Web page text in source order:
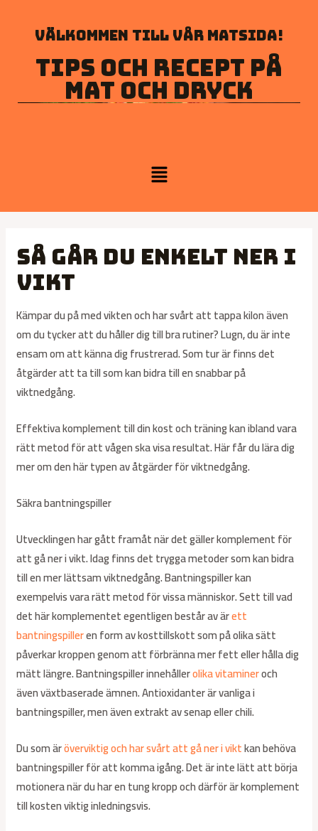
Välkommen till vår matsida!
Tips och recept på
mat och dryck
Så går du enkelt ner i
vikt
Kämpar du på med vikten och har svårt att tappa kilon även
om du tycker att du håller dig till bra rutiner? Lugn, du är inte
ensam om att känna dig frustrerad. Som tur är finns det
åtgärder att ta till som kan bidra till en snabbar på
viktnedgång.
Effektiva komplement till din kost och träning kan ibland vara
rätt metod för att vågen ska visa resultat. Här får du lära dig
mer om den här typen av åtgärder för viktnedgång.
Säkra bantningspiller
Utvecklingen har gått framåt när det gäller komplement för
att gå ner i vikt. Idag finns det trygga metoder som kan bidra
till en mer lättsam viktnedgång. Bantningspiller kan
exempelvis vara rätt metod för vissa människor. Sett till vad
det här komplementet egentligen består av ärett
bantningspilleren form av kosttillskott som på olika sätt
påverkar kroppen genom att förbränna mer fett eller hålla dig
mätt längre. Bantningspiller innehållerolika vitamineroch
även växtbaserade ämnen. Antioxidanter är vanliga i
bantningspiller, men även extrakt av senap eller chili.
Du som äröverviktig och har svårt att gå ner i viktkan behöva
bantningspiller för att komma igång. Det är inte lätt att börja
motionera när du har en tung kropp och därför är komplement
till kosten viktig inledningsvis.